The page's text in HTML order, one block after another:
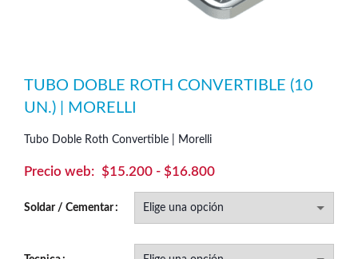
TUBO DOBLE ROTH CONVERTIBLE (10
UN.) | MORELLI
Tubo Doble Roth Convertible | Morelli
$15.200 - $16.800Rango
de
precios:
Soldar / Cementar